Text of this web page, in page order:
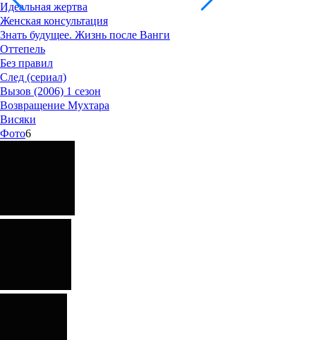
Идеальная жертва
Женская консультация
Знать будущее. Жизнь после Ванги
Оттепель
Без правил
След (сериал)
Вызов (2006) 1 сезон
Возвращение Мухтара
Висяки
Фото6